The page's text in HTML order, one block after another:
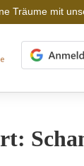
Träume mit